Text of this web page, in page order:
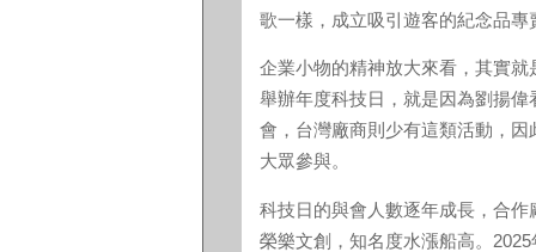
歌一樣，成立吸引遊客的紀念品專
企業小物的精神放大來看，其實
舉辦年度科技日，就是因為劉揚
會，台灣廠商則少有這類活動，
大眾參與。
科技日的與會人數逐年成長，合
榮樂文創，知名度水漲船高。